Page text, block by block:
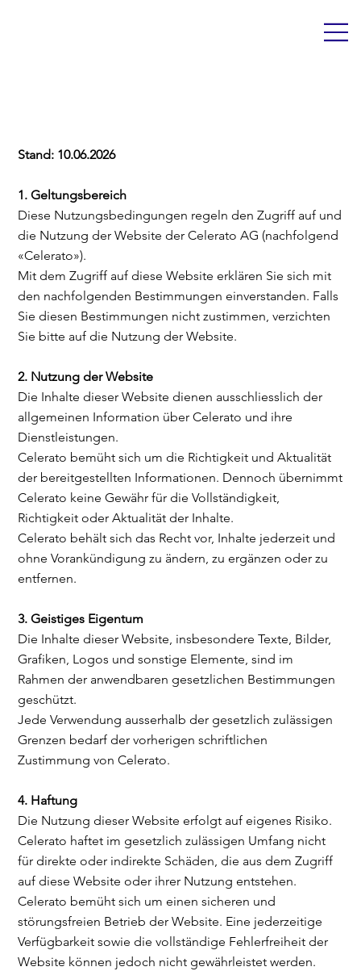
en
Stand: 10.06.2026
1. Geltungsbereich
Diese Nutzungsbedingungen regeln den Zugriff auf und
die Nutzung der Website der Celerato AG (nachfolgend
«Celerato»).
Mit dem Zugriff auf diese Website erklären Sie sich mit
den nachfolgenden Bestimmungen einverstanden. Falls
Sie diesen Bestimmungen nicht zustimmen, verzichten
Sie bitte auf die Nutzung der Website.
2. Nutzung der Website
Die Inhalte dieser Website dienen ausschliesslich der
allgemeinen Information über Celerato und ihre
Dienstleistungen.
Celerato bemüht sich um die Richtigkeit und Aktualität
der bereitgestellten Informationen. Dennoch übernimmt
Celerato keine Gewähr für die Vollständigkeit,
Richtigkeit oder Aktualität der Inhalte.
Celerato behält sich das Recht vor, Inhalte jederzeit und
ohne Vorankündigung zu ändern, zu ergänzen oder zu
entfernen.
3. Geistiges Eigentum
Die Inhalte dieser Website, insbesondere Texte, Bilder,
Grafiken, Logos und sonstige Elemente, sind im
Rahmen der anwendbaren gesetzlichen Bestimmungen
geschützt.
Jede Verwendung ausserhalb der gesetzlich zulässigen
Grenzen bedarf der vorherigen schriftlichen
Zustimmung von Celerato.
4. Haftung
Die Nutzung dieser Website erfolgt auf eigenes Risiko.
Celerato haftet im gesetzlich zulässigen Umfang nicht
für direkte oder indirekte Schäden, die aus dem Zugriff
auf diese Website oder ihrer Nutzung entstehen.
Celerato bemüht sich um einen sicheren und
störungsfreien Betrieb der Website. Eine jederzeitige
Verfügbarkeit sowie die vollständige Fehlerfreiheit der
Website können jedoch nicht gewährleistet werden.